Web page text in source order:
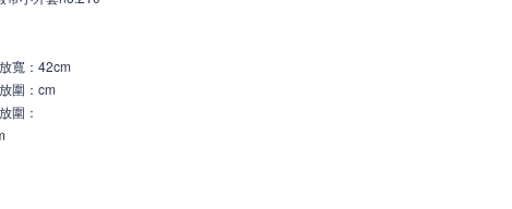
寬 ：42cm
圍：cm
圍：